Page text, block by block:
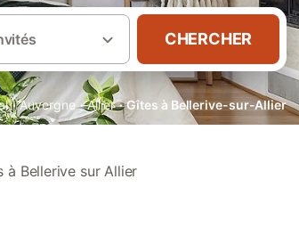
CHERCHER
· Auvergne · Allier · Gîtes à Bellerive-sur-Allier
à Bellerive sur Allier